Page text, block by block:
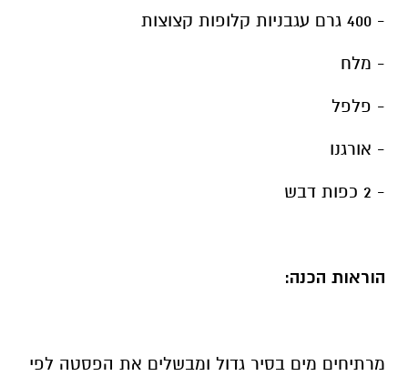
- 400 גרם עגבניות קלופות קצוצות
- מלח
- פלפל
- אורגנו
- 2 כפות דבש
הוראות הכנה:
מרתיחים מים בסיר גדול ומבשלים את הפסטה לפי